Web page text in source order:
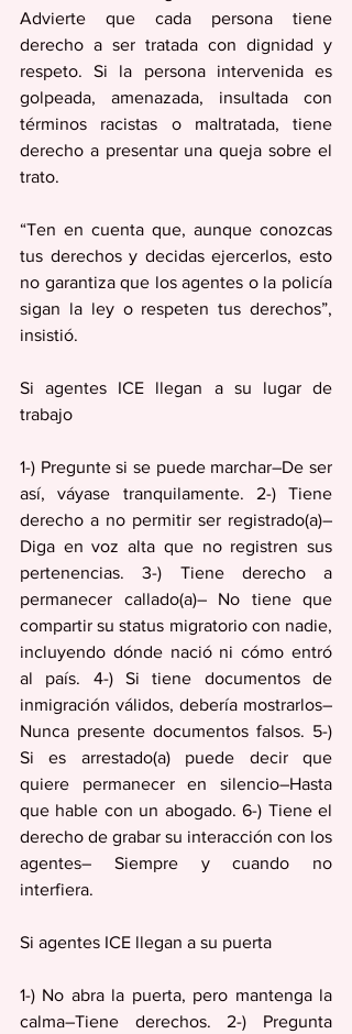
Advierte que cada persona tiene
derecho a ser tratada con dignidad y
respeto. Si la persona intervenida es
golpeada, amenazada, insultada con
términos racistas o maltratada, tiene
derecho a presentar una queja sobre el
trato.
“Ten en cuenta que, aunque conozcas
tus derechos y decidas ejercerlos, esto
no garantiza que los agentes o la policía
sigan la ley o respeten tus derechos”,
insistió.
Si agentes ICE llegan a su lugar de
trabajo
1-) Pregunte si se puede marchar–De ser
así, váyase tranquilamente. 2-) Tiene
derecho a no permitir ser registrado(a)–
Diga en voz alta que no registren sus
pertenencias. 3-) Tiene derecho a
permanecer callado(a)– No tiene que
compartir su status migratorio con nadie,
incluyendo dónde nació ni cómo entró
al país. 4-) Si tiene documentos de
inmigración válidos, debería mostrarlos–
Nunca presente documentos falsos. 5-)
Si es arrestado(a) puede decir que
quiere permanecer en silencio–Hasta
que hable con un abogado. 6-) Tiene el
derecho de grabar su interacción con los
agentes– Siempre y cuando no
interfiera.
Si agentes ICE llegan a su puerta
1-) No abra la puerta, pero mantenga la
calma–Tiene derechos. 2-) Pregunta